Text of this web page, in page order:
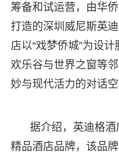
筹备和试运营，由华
打造的深圳威尼斯英
店以“戏梦侨城”为设
欢乐谷与世界之窗等
妙与现代活力的对话空
据介绍，英迪格
精品酒店品牌，该品